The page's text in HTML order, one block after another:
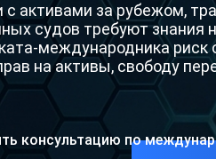
с активами за рубежом,
судов требуют знания
международника риск
на активы, свободу
консультацию по